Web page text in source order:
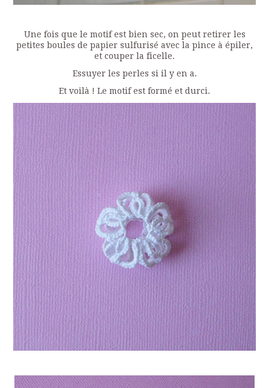
Une fois que le motif est bien sec, on peut retirer les
petites boules de papier sulfurisé avec la pince à épiler,
et couper la ficelle.
Essuyer les perles si il y en a.
Et voilà ! Le motif est formé et durci.